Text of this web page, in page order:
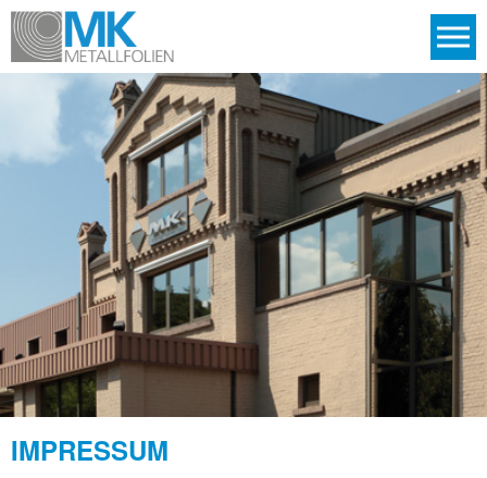
COMPANY
PRODUCTS
APPLICATIONS
MACHINERY
QUALITY
CHOOSE LANGUANGE
IMPRESSUM